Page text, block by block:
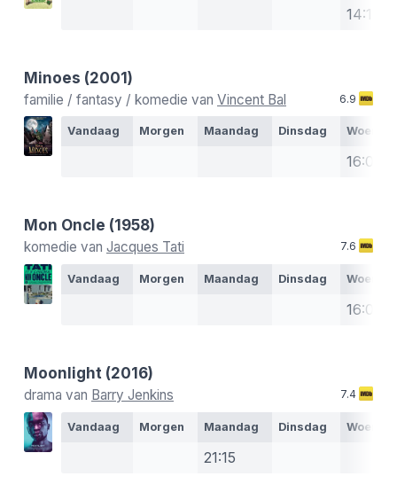
14:15
Minoes (2001)
familie / fantasy / komedie van Vincent Bal 6.9
Vandaag Morgen Maandag Dinsdag
16:00
Mon Oncle (1958)
komedie van Jacques Tati 7.6
Vandaag Morgen Maandag Dinsdag
16:00
Moonlight (2016)
drama van Barry Jenkins 7.4
Vandaag Morgen Maandag Dinsdag
21:15